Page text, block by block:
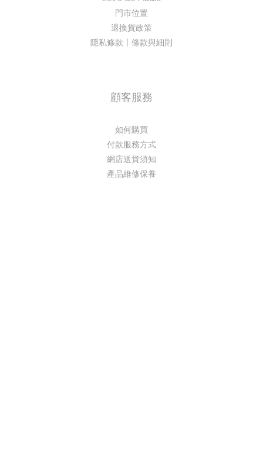
門市位置
退換貨政策
隱私條款丨條款與細則
顧客服務
如何購買
付款服務方式
網店送貨須知
產品維修保養